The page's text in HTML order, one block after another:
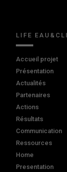
LIFE
Accueil projet
Présentation
Actualités
Partenaires
Actions
Résultats
Communication
Ressources
Home
Presentation